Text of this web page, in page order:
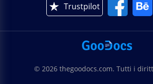
Trustpilot
© 2026 thegoodocs.com. Tutti i